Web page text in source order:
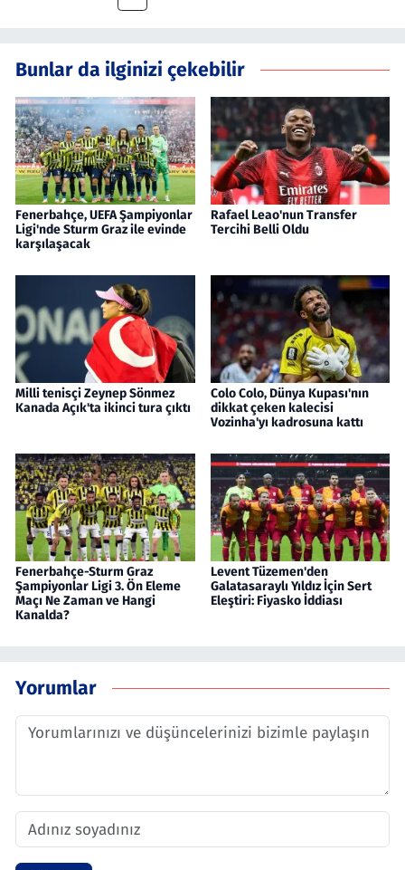
Bunlar da ilginizi çekebilir
Fenerbahçe, UEFA Şampiyonlar
Ligi'nde Sturm Graz ile evinde
karşılaşacak
Rafael Leao'nun Transfer
Tercihi Belli Oldu
Milli tenisçi Zeynep Sönmez
Kanada Açık'ta ikinci tura çıktı
Colo Colo, Dünya Kupası'nın
dikkat çeken kalecisi
Vozinha'yı kadrosuna kattı
Fenerbahçe-Sturm Graz
Şampiyonlar Ligi 3. Ön Eleme
Maçı Ne Zaman ve Hangi
Kanalda?
Levent Tüzemen'den
Galatasaraylı Yıldız İçin Sert
Eleştiri: Fiyasko İddiası
Yorumlar